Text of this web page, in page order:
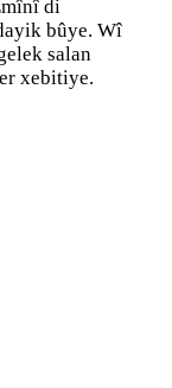
di
bûye. Wî
salan
xebitiye.